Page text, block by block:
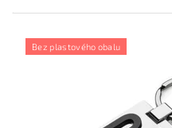
Bez plastového obalu